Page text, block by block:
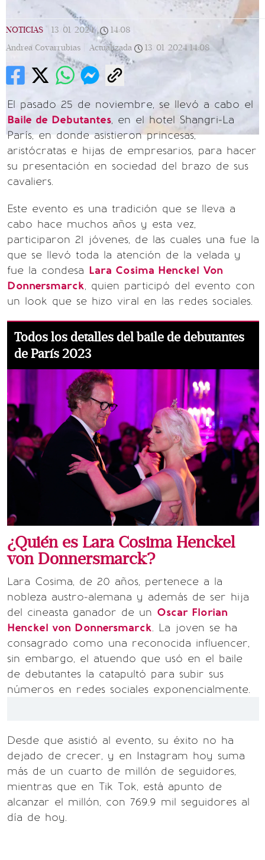
NOTICIAS 13/01/2024 | 14:08
Andrea Covarrubias |
Actualizada 13/01/2024 14:08
El pasado 25 de noviembre, se llevó a cabo el
Baile de Debutantes, en el hotel Shangri-La
París, en donde asistieron princesas,
aristócratas e hijas de empresarios, para hacer
su presentación en sociedad del brazo de sus
cavaliers.
Este evento es una tradición que se lleva a
cabo hace muchos años y esta vez,
participaron 21 jóvenes, de las cuales una fue la
que se llevó toda la atención de la velada y
fue la condesa Lara Cosima Henckel Von
Donnersmarck, quien participó del evento con
un look que se hizo viral en las redes sociales.
Todos los detalles del baile de debutantes
de París 2023
¿Quién es Lara Cosima Henckel
von Donnersmarck?
Lara Cosima, de 20 años, pertenece a la
nobleza austro-alemana y además de ser hija
del cineasta ganador de un Oscar Florian
Henckel von Donnersmarck. La joven se ha
consagrado como una reconocida influencer,
sin embargo, el atuendo que usó en el baile
de debutantes la catapultó para subir sus
números en redes sociales exponencialmente.
Desde que asistió al evento, su éxito no ha
dejado de crecer, y en Instagram hoy suma
más de un cuarto de millón de seguidores,
mientras que en Tik Tok, está apunto de
alcanzar el millón, con 769.9 mil seguidores al
día de hoy.